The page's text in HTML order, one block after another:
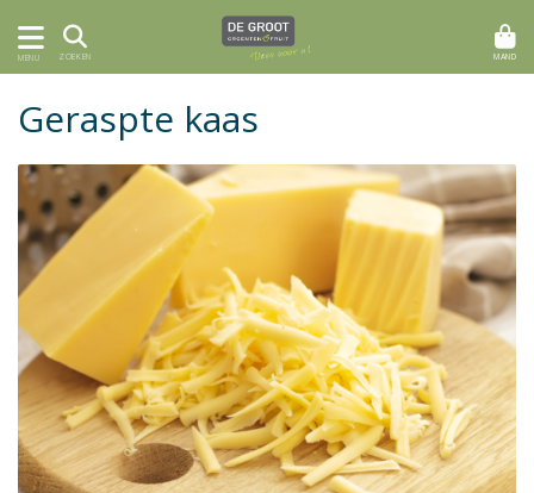
MENU ZOEKEN MAND
Geraspte kaas